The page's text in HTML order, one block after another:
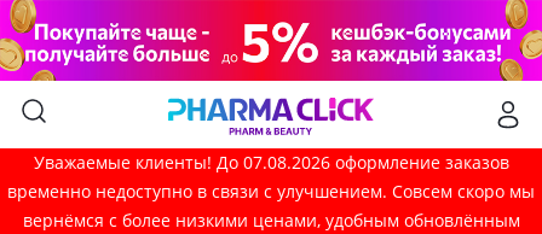
Уважаемые клиенты! До 07.08.2026 оформление заказов
временно недоступно в связи с улучшением. Совсем скоро мы
вернёмся с более низкими ценами, удобным обновлённым